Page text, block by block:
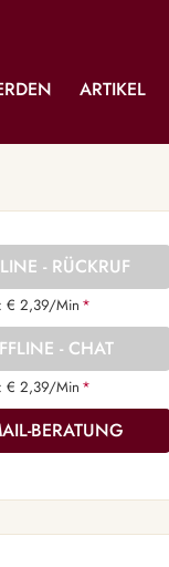
ARTIKEL
- RÜCKRUF
€ 2,39/Min *
- CHAT
€ 2,39/Min *
BERATUNG